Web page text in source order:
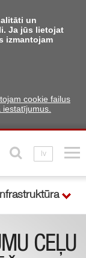
un
Ja jūs lietojat
izmantojam
cookie failus
lv
CEĻU